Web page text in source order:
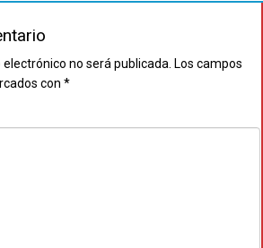
no será publicada. Los campos
con *